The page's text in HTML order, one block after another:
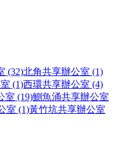
(32)北角共享辦公室 (1)
(1)西環共享辦公室 (4)
室 (19)鰂魚涌共享辦公室
室 (1)黃竹坑共享辦公室